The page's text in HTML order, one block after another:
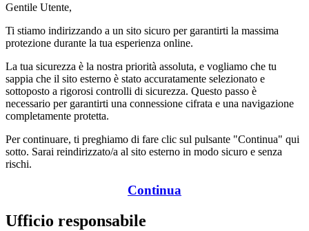
Gentile Utente,
Ti stiamo indirizzando a un sito sicuro per garantirti la massima
protezione durante la tua esperienza online.
La tua sicurezza è la nostra priorità assoluta, e vogliamo che tu
sappia che il sito esterno è stato accuratamente selezionato e
sottoposto a rigorosi controlli di sicurezza. Questo passo è
necessario per garantirti una connessione cifrata e una navigazione
completamente protetta.
Per continuare, ti preghiamo di fare clic sul pulsante "Continua" qui
sotto. Sarai reindirizzato/a al sito esterno in modo sicuro e senza
rischi.
Continua
Ufficio responsabile